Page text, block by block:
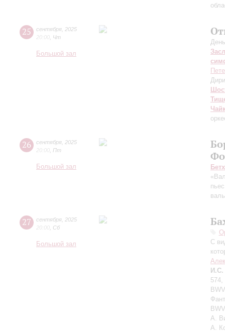
25 сентября 2025
20:00 Чт
Большой зал
26 сентября 2025
20:00 Пт
Большой зал
27 сентября 2025
20:00 Сб
Большой зал
С
И.С.
А.
А.